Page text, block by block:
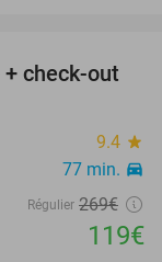
56%
check-out
9.4 star
77 min. directions_car
Régulier 269€
119€